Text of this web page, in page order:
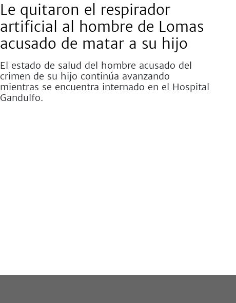
Le quitaron el respirador
artificial al hombre de Lomas
acusado de matar a su hijo
El estado de salud del hombre acusado del
crimen de su hijo continúa avanzando
mientras se encuentra internado en el Hospital
Gandulfo.